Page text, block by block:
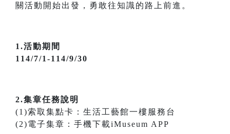
關活動開始出發，勇敢往知識的路上前進。
1.活動期間
114/7/1-114/9/30
2.集章任務說明
(1)索取集點卡：生活工藝館一樓服務台
(2)電子集章：手機下載iMuseum APP